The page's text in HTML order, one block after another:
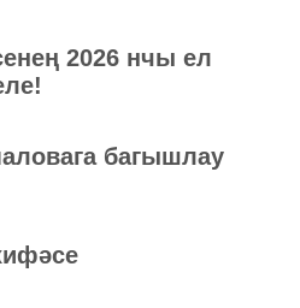
2026 нчы ел
багышлау